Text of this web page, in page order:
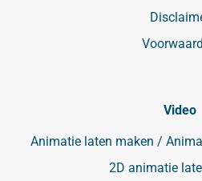
Video
Animatie laten maken /
2D animatie